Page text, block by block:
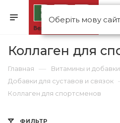
Оберіть мову
Коллаген для
Главная — Витамины и добавки
Добавки для суставов и связок
Коллаген для спортсменов
ФИЛЬТР